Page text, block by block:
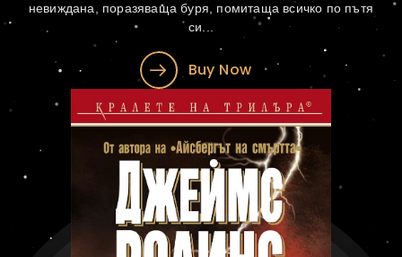
невиждана, поразяваща буря, помитаща всичко по пътя
си...
Buy Now